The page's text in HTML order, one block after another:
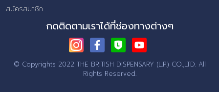
สมัครสมาชิก
กดติดตามเราได้ที่ช่องทางต่างๆ
© Copyrights 2022 THE BRITISH DISPENSARY (L.P.) CO.,LTD.All
Rights Reserved.